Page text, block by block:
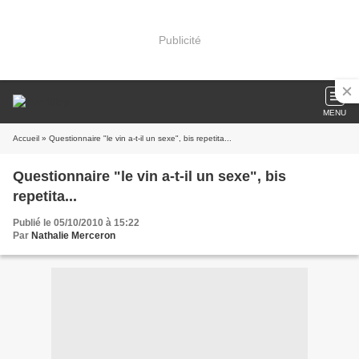
Publicité
MENU
Accueil » Questionnaire "le vin a-t-il un sexe", bis repetita...
Questionnaire "le vin a-t-il un sexe", bis
repetita...
Publié le 05/10/2010 à 15:22
Par Nathalie Merceron